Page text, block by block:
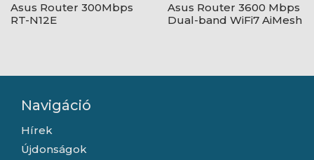
Asus Router 300Mbps
RT-N12E
Asus Router 3600 Mbps
Dual-band WiFi7 AiMesh
Navigáció
Hírek
Újdonságok